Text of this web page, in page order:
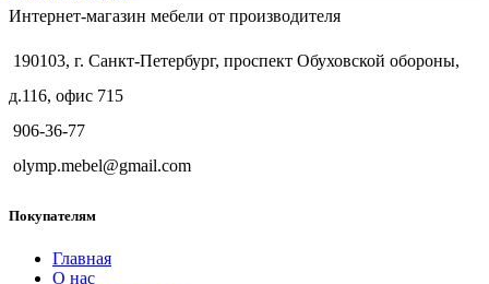
Интернет-магазин мебели от производителя
190103, г. Санкт-Петербург, проспект Обуховской обороны,
д.116, офис 715
906-36-77
olymp.mebel@gmail.com
Покупателям
Главная
О нас